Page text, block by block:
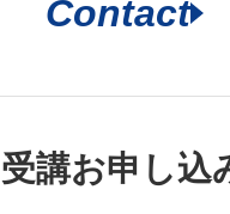
Contact
受講お申し込